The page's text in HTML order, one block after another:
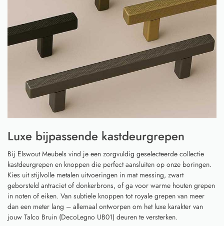
Luxe bijpassende kastdeurgrepen
Bij Elswout Meubels vind je een zorgvuldig geselecteerde collectie
kastdeurgrepen en knoppen die perfect aansluiten op onze boringen.
Kies uit stijlvolle metalen uitvoeringen in mat messing, zwart
geborsteld antraciet of donkerbrons, of ga voor warme houten grepen
in noten of eiken. Van subtiele knoppen tot royale grepen van meer
dan een meter lang – allemaal ontworpen om het luxe karakter van
jouw Talco Bruin (DecoLegno UB01) deuren te versterken.